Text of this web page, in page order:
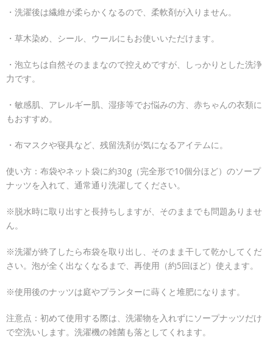
・洗濯後は繊維が柔らかくなるので、柔軟剤が入りません。
・草木染め、シール、ウールにもお使いいただけます。
・泡立ちは自然そのままなので控えめですが、しっかりとした洗浄
力です。
・敏感肌、アレルギー肌、湿疹等でお悩みの方、赤ちゃんの衣類に
もおすすめ。
・布マスクや寝具など、残留洗剤が気になるアイテムに。
使い方：布袋やネット袋に約30g（完全形で10個分ほど）のソープ
ナッツを入れて、通常通り洗濯してください。
※脱水時に取り出すと長持ちしますが、そのままでも問題ありませ
ん。
※洗濯が終了したら布袋を取り出し、そのまま干して乾かしてくだ
さい。泡が全く出なくなるまで、再使用（約5回ほど）使えます。
※使用後のナッツは庭やプランターに蒔くと堆肥になります。
注意点：初めて使用する際は、洗濯物を入れずにソープナッツだけ
で空洗いします。洗濯機の雑菌も落としてくれます。